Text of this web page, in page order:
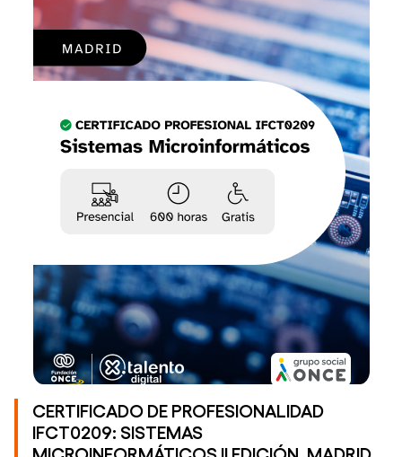
ENERGÉTICO
CERTIFICADO DE PROFESIONALIDAD
IFCT0209: SISTEMAS
MICROINFORMÁTICOS II EDICIÓN. MADRID